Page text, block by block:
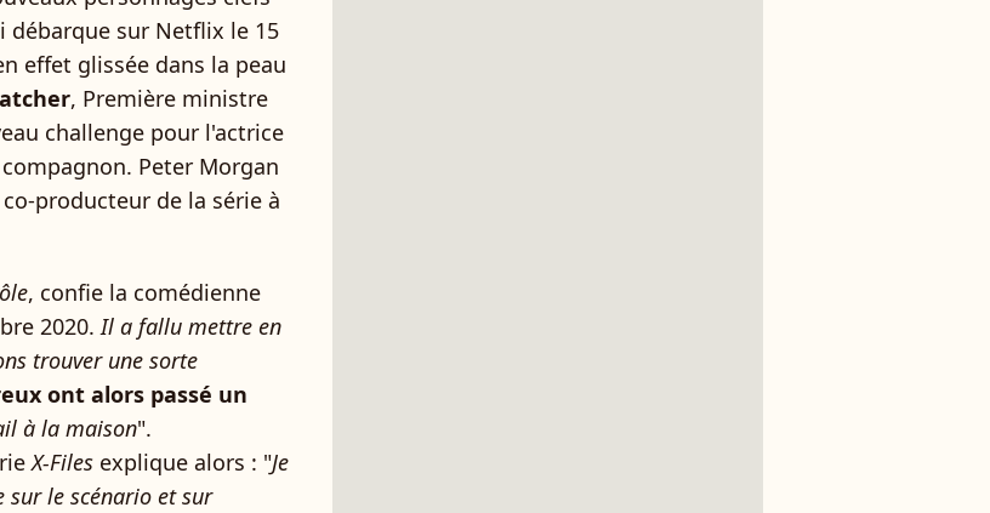
débarque sur Netflix le 15
effet glissée dans la peau
, Première ministre
challenge pour l'actrice
Peter Morgan
producteur de la série à
, confie la comédienne
2020.Il a fallu mettre en
trouver une sorte
ont alors passé un
à la maison".
X-Files explique alors : "Je
sur le scénario et sur